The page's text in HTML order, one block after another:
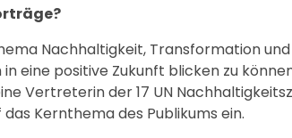
Nachhaltigkeit, Transformation
eine positive Zukunft blicken zu
Vertreterin der 17 UN
Kernthema des Publikums ein.